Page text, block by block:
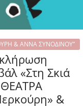
& ΑΝΝΑ ΣΥΝΟΔΙΝΟΥ”
«Στη Σκιά
&